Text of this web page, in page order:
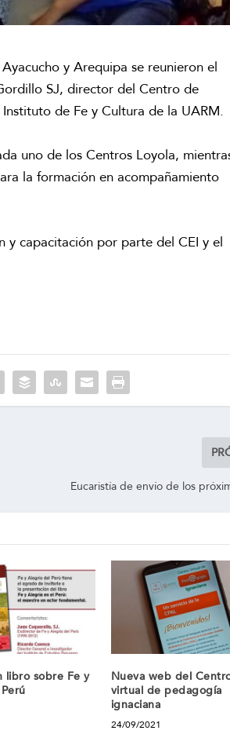
y Arequipa se reunieron el
SJ, director del Centro de
de Fe y Cultura de la UARM.
uno de los Centros Loyola,
la formación en acompañamiento
y capacitación por parte del CEI y el
Eucaristía de envío de los
libro sobre Fe y
Nueva web del
virtual de pedagogía
ignaciana
24/09/2021